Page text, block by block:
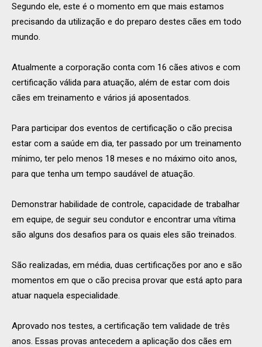
Segundo ele, este é o momento em que mais estamos
precisando da utilização e do preparo destes cães em todo
mundo.
Atualmente a corporação conta com 16 cães ativos e com
certificação válida para atuação, além de estar com dois
cães em treinamento e vários já aposentados.
Para participar dos eventos de certificação o cão precisa
estar com a saúde em dia, ter passado por um treinamento
mínimo, ter pelo menos 18 meses e no máximo oito anos,
para que tenha um tempo saudável de atuação.
Demonstrar habilidade de controle, capacidade de trabalhar
em equipe, de seguir seu condutor e encontrar uma vítima
são alguns dos desafios para os quais eles são treinados.
São realizadas, em média, duas certificações por ano e são
momentos em que o cão precisa provar que está apto para
atuar naquela especialidade.
Aprovado nos testes, a certificação tem validade de três
anos. Essas provas antecedem a aplicação dos cães em